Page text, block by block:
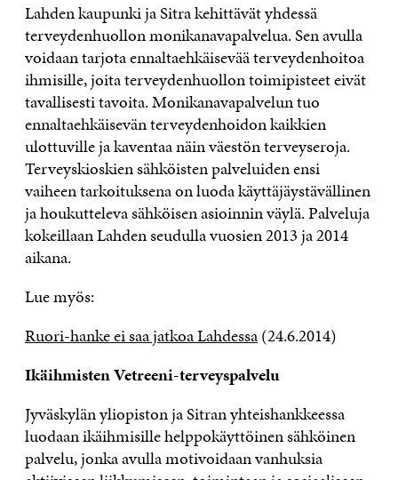
Lahden kaupunki ja Sitra kehittävät yhdessä
terveydenhuollon monikanavapalvelua. Sen avulla
voidaan tarjota ennaltaehkäisevää terveydenhoitoa
ihmisille, joita terveydenhuollon toimipisteet eivät
tavallisesti tavoita. Monikanavapalvelun tuo
ennaltaehkäisevän terveydenhoidon kaikkien
ulottuville ja kaventaa näin väestön terveyseroja.
Terveyskioskien sähköisten palveluiden ensi
vaiheen tarkoituksena on luoda käyttäjäystävällinen
ja houkutteleva sähköisen asioinnin väylä. Palveluja
kokeillaan Lahden seudulla vuosien 2013 ja 2014
aikana.
Lue myös:
Ruori-hanke ei saa jatkoa Lahdessa(24.6.2014)
Ikäihmisten Vetreeni-terveyspalvelu
Jyväskylän yliopiston ja Sitran yhteishankkeessa
luodaan ikäihmisille helppokäyttöinen sähköinen
palvelu, jonka avulla motivoidaan vanhuksia